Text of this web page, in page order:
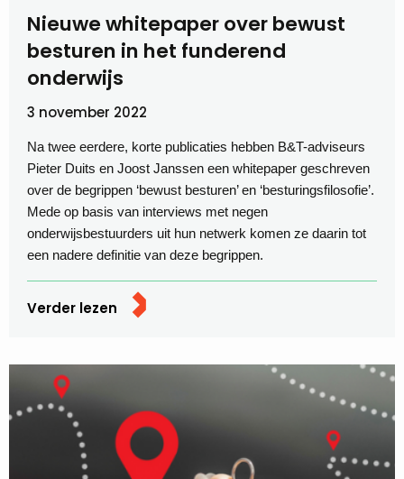
Nieuwe whitepaper over bewust
besturen in het funderend
onderwijs
3 november 2022
Na twee eerdere, korte publicaties hebben B&T-adviseurs
Pieter Duits en Joost Janssen een whitepaper geschreven
over de begrippen ‘bewust besturen’ en ‘besturingsfilosofie’.
Mede op basis van interviews met negen
onderwijsbestuurders uit hun netwerk komen ze daarin tot
een nadere definitie van deze begrippen.
Verder lezen